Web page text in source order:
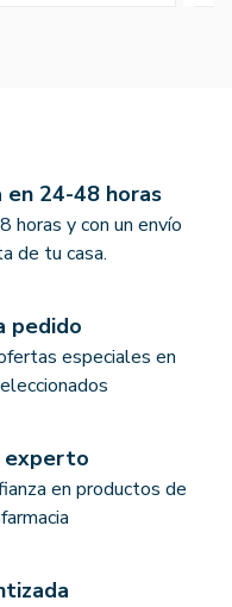
en 24-48 horas
horas y con un envío
de tu casa.
pedido
especiales en
experto
en productos de